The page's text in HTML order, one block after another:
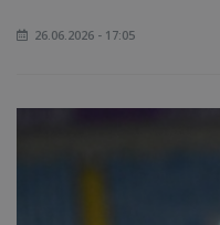
26.06.2026 - 17:05